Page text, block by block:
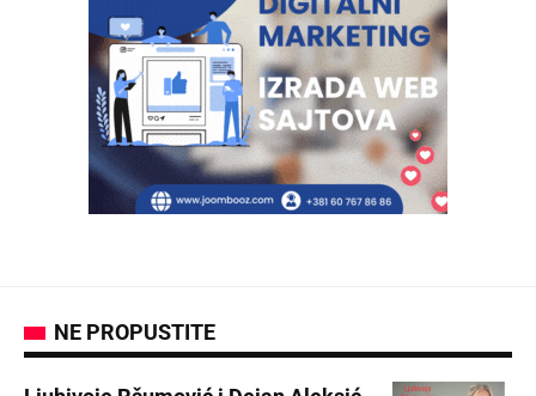
NE PROPUSTITE